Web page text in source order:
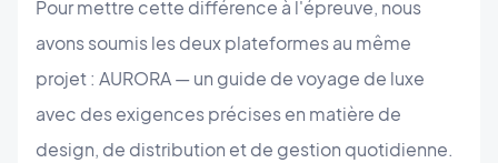
Pour mettre cette différence à l'épreuve, nous
avons soumis les deux plateformes au même
projet : AURORA — un guide de voyage de luxe
avec des exigences précises en matière de
design, de distribution et de gestion quotidienne.